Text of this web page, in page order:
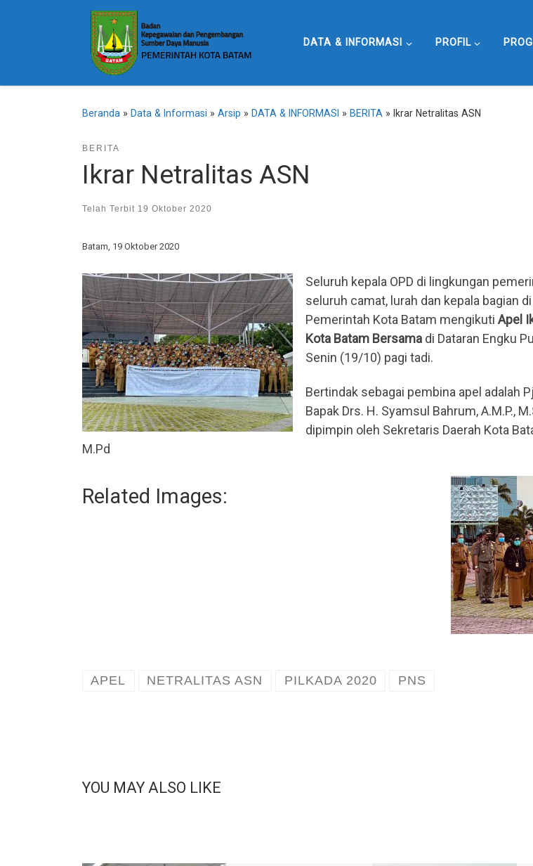
DATA & INFORMASI PROFIL
Beranda » Data & Informasi » Arsip » DATA & INFORMASI » BERITA » Ikrar Netralitas ASN
BERITA
Ikrar Netralitas ASN
Telah Terbit 19 Oktober 2020
Batam, 19 Oktober 2020
Seluruh kepala OPD di lingkungan
seluruh camat, lurah dan kepala bagian
Pemerintah Kota Batam mengikuti Apel
Kota Batam Bersama di Dataran Engku
Senin (19/10) pagi tadi.
Bertindak sebagai pembina apel adalah
Bapak Drs. H. Syamsul Bahrum, A.M.P.,
dipimpin oleh Sekretaris Daerah Kota
M.Pd
Related Images:
APEL NETRALITAS ASN PILKADA 2020 PNS
YOU MAY ALSO LIKE